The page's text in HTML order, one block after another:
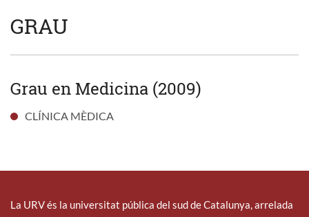
GRAU
Grau en Medicina (2009)
CLÍNICA MÈDICA
La URV és la universitat pública del sud de Catalunya, arrelada